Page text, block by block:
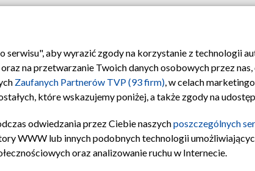
aby wyrazić zgody na korzystanie z technologii
na przetwarzanie Twoich danych osobowych przez
Zaufanych Partnerów TVP (93 firm), w celach
które wskazujemy poniżej, a także zgody na
odwiedzania przez Ciebie naszychposzczególnych
WWW lub innych podobnych technologii
oraz analizowanie ruchu w Internecie.